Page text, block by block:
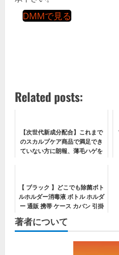
DMMで見る
Related posts:
【次世代新成分配合】これまで
のスカルプケア商品で満足でき
ていない方に朗報、薄毛ハゲを
【 ブラック 】どこでも除菌ボト
ルホルダー消毒液 ボトル ホルダ
ー 通販 携帯 ケース カバン 引掛
シンプル かわいい 便利 ウィル
ス 感染対策 アルコールジェル
著者について